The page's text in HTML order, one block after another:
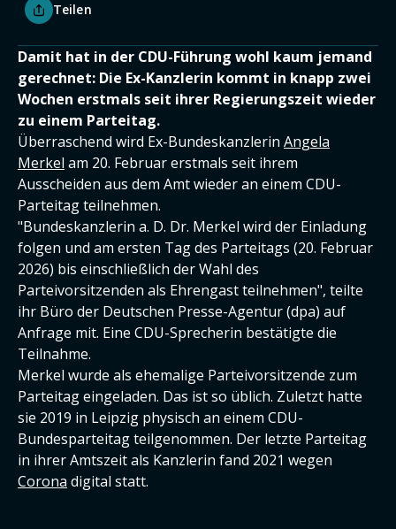
Teilen
Damit hat in der CDU-Führung wohl kaum jemand
gerechnet: Die Ex-Kanzlerin kommt in knapp zwei
Wochen erstmals seit ihrer Regierungszeit wieder
zu einem Parteitag.
Überraschend wird Ex-Bundeskanzlerin Angela
Merkel am 20. Februar erstmals seit ihrem
Ausscheiden aus dem Amt wieder an einem CDU-
Parteitag teilnehmen.
"Bundeskanzlerin a. D. Dr. Merkel wird der Einladung
folgen und am ersten Tag des Parteitags (20. Februar
2026) bis einschließlich der Wahl des
Parteivorsitzenden als Ehrengast teilnehmen", teilte
ihr Büro der Deutschen Presse-Agentur (dpa) auf
Anfrage mit. Eine CDU-Sprecherin bestätigte die
Teilnahme.
Merkel wurde als ehemalige Parteivorsitzende zum
Parteitag eingeladen. Das ist so üblich. Zuletzt hatte
sie 2019 in Leipzig physisch an einem CDU-
Bundesparteitag teilgenommen. Der letzte Parteitag
in ihrer Amtszeit als Kanzlerin fand 2021 wegen
Corona digital statt.